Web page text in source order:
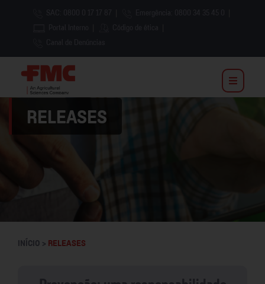
RELEASES
INÍCIO > RELEASES